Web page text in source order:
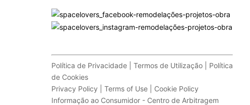
Política de Privacidade | Termos de Utilização | Política
de Cookies
Privacy Policy | Terms of Use | Cookie Policy
Informação ao Consumidor - Centro de Arbitragem